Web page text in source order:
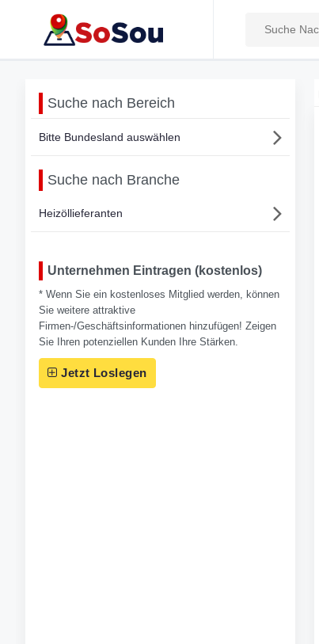
Suche nach Bereich
Bitte Bundesland auswählen
Suche nach Branche
Heizöllieferanten
Unternehmen Eintragen (kostenlos)
* Wenn Sie ein kostenloses Mitglied werden, können
Sie weitere attraktive
Firmen-/Geschäftsinformationen hinzufügen! Zeigen
Sie Ihren potenziellen Kunden Ihre Stärken.
Jetzt Loslegen